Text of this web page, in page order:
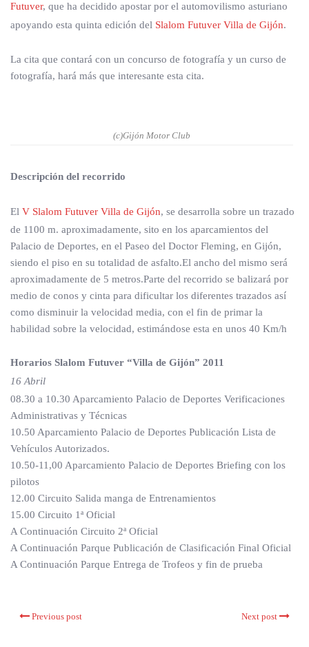
Futuver, que ha decidido apostar por el automovilismo asturiano
apoyando esta quinta edición del Slalom Futuver Villa de Gijón.
La cita que contará con un concurso de fotografía y un curso de
fotografía, hará más que interesante esta cita.
(c)Gijón Motor Club
Descripción del recorrido
El V Slalom Futuver Villa de Gijón, se desarrolla sobre un trazado
de 1100 m. aproximadamente, sito en los aparcamientos del
Palacio de Deportes, en el Paseo del Doctor Fleming, en Gijón,
siendo el piso en su totalidad de asfalto.El ancho del mismo será
aproximadamente de 5 metros.Parte del recorrido se balizará por
medio de conos y cinta para dificultar los diferentes trazados así
como disminuir la velocidad media, con el fin de primar la
habilidad sobre la velocidad, estimándose esta en unos 40 Km/h
Horarios Slalom Futuver “Villa de Gijón” 2011
16 Abril
08.30 a 10.30 Aparcamiento Palacio de Deportes Verificaciones
Administrativas y Técnicas
10.50 Aparcamiento Palacio de Deportes Publicación Lista de
Vehículos Autorizados.
10.50-11,00 Aparcamiento Palacio de Deportes Briefing con los
pilotos
12.00 Circuito Salida manga de Entrenamientos
15.00 Circuito 1ª Oficial
A Continuación Circuito 2ª Oficial
A Continuación Parque Publicación de Clasificación Final Oficial
A Continuación Parque Entrega de Trofeos y fin de prueba
Previous post Next post